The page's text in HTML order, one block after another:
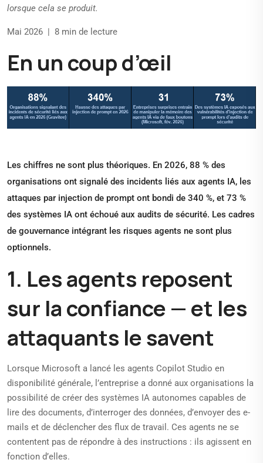
lorsque cela se produit.
Mai 2026 | 8 min de lecture
En un coup d’œil
Les chiffres ne sont plus théoriques. En 2026, 88 % des
organisations ont signalé des incidents liés aux agents IA, les
attaques par injection de prompt ont bondi de 340 %, et 73 %
des systèmes IA ont échoué aux audits de sécurité. Les cadres
de gouvernance intégrant les risques agents ne sont plus
optionnels.
1. Les agents reposent
sur la confiance — et les
attaquants le savent
Lorsque Microsoft a lancé les agents Copilot Studio en
disponibilité générale, l’entreprise a donné aux organisations la
possibilité de créer des systèmes IA autonomes capables de
lire des documents, d’interroger des données, d’envoyer des e-
mails et de déclencher des flux de travail. Ces agents ne se
contentent pas de répondre à des instructions : ils agissent en
fonction d’elles.